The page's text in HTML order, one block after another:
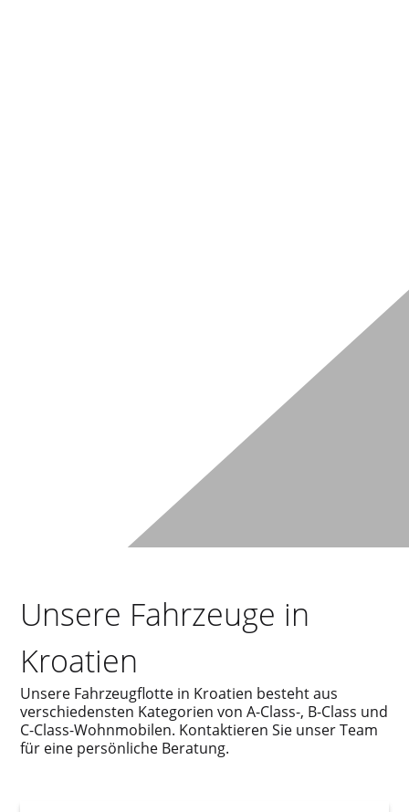
Unsere Fahrzeuge in
Kroatien
Unsere Fahrzeugflotte in Kroatien besteht aus
verschiedensten Kategorien von A-Class-, B-Class und
C-Class-Wohnmobilen. Kontaktieren Sie unser Team
für eine persönliche Beratung.